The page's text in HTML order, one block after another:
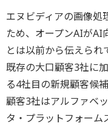
エヌビディアの画像処
ため、オープンAIがAI
とは以前から伝えられ
既存の大口顧客3社に
る4社目の新規顧客候
顧客3社はアルファベ
タ・プラットフォーム